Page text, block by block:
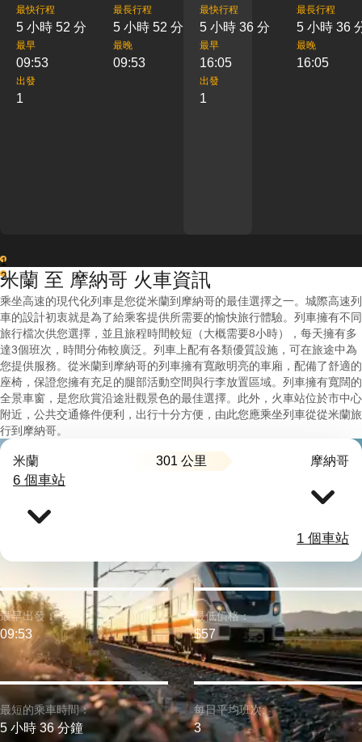
最快行程
5 小時 52 分
最長行程
5 小時 52 分
最早
09:53
最晚
09:53
出發
1
最快行程
5 小時 36 分
最長行程
5 小時 36
最早
16:05
最晚
16:05
出發
1
1
2
米蘭 至 摩納哥 火車資訊
乘坐高速的現代化列車是您從米蘭到摩納哥的最佳選擇之一。城際高速列
車的設計初衷就是為了給乘客提供所需要的愉快旅行體驗。列車擁有不同
旅行檔次供您選擇，並且旅程時間較短（大概需要8小時），每天擁有多
達3個班次，時間分佈較廣泛。列車上配有各類優質設施，可在旅途中為
您提供服務。從米蘭到摩納哥的列車擁有寬敞明亮的車廂，配備了舒適的
座椅，保證您擁有充足的腿部活動空間與行李放置區域。列車擁有寬闊的
全景車窗，是您欣賞沿途壯觀景色的最佳選擇。此外，火車站位於市中心
附近，公共交通條件便利，出行十分方便，由此您應乘坐列車從從米蘭旅
行到摩納哥。
米蘭 301 公里 摩納哥
6 個車站
1 個車站
最短的乘車時間：
5 小時 36 分鐘
最早出發：
09:53
最低價格：
$57
每日平均班次:
3